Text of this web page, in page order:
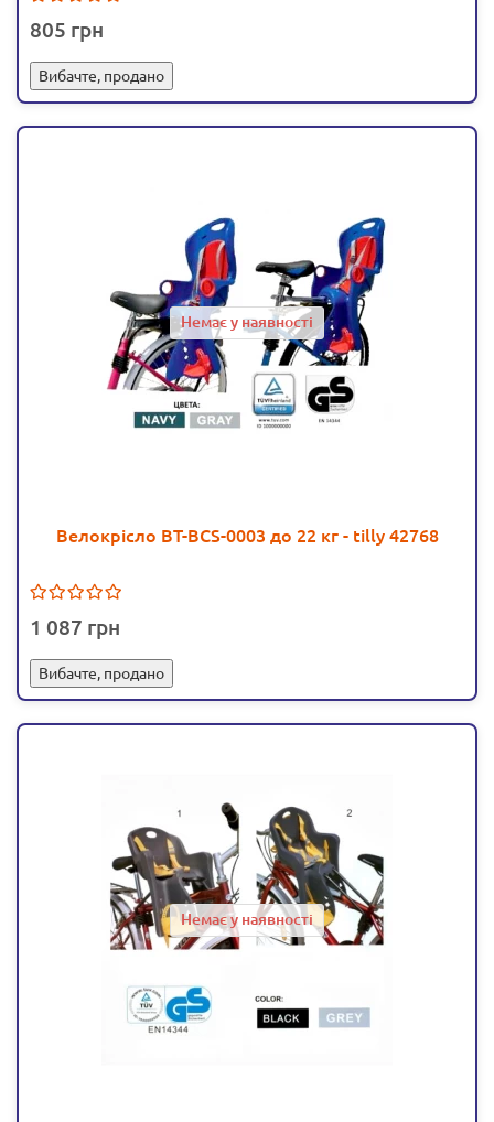
805
Вибачте, продано
Немає у наявності
Велокрісло BT-BCS-0003 до 22 кг - tilly 42768
1 087
Вибачте, продано
Немає у наявності